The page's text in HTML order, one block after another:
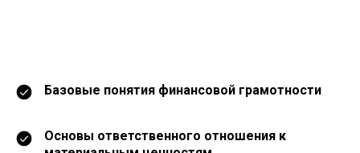
Базовые понятия финансовой грамотности
Основы ответственного отношения к